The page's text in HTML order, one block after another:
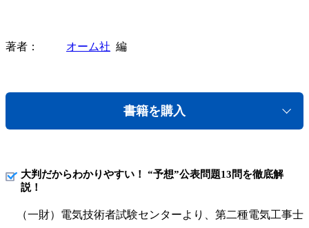
著者 オーム社 編
書籍を購入
大判だからわかりやすい！ “予想”公表問題13問を徹底解
説！
（一財）電気技術者試験センターより、第二種電気工事士